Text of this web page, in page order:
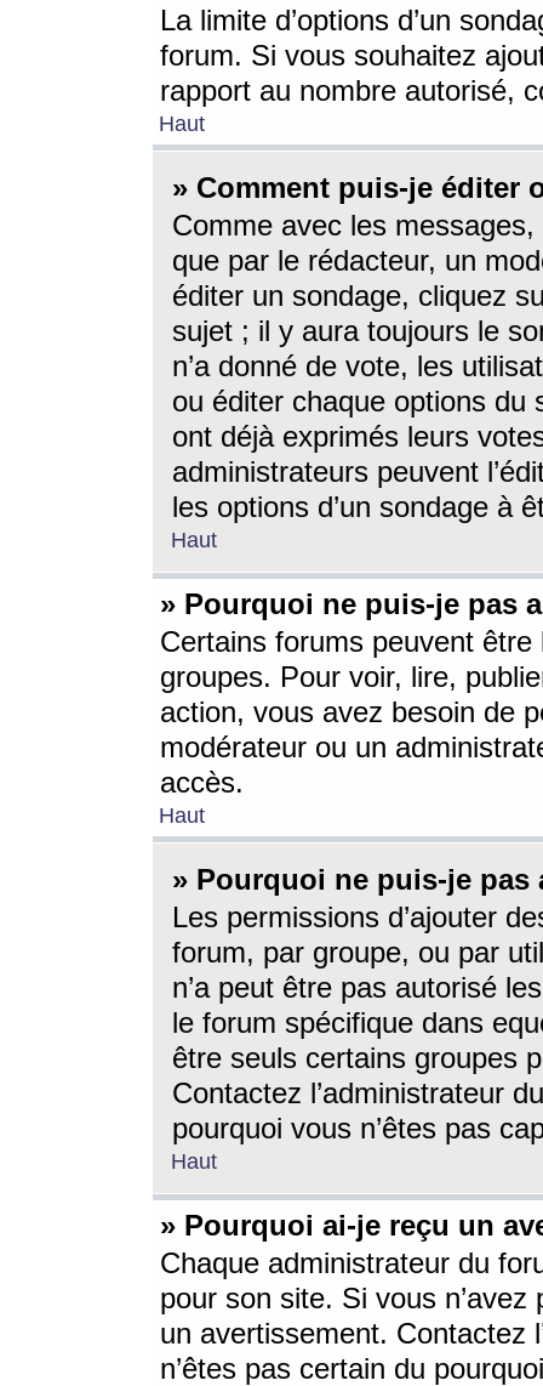
La limite d’options d’un
forum. Si vous souhaitez
rapport au nombre autorisé,
Haut
» Comment puis-je éditer
Comme avec les
que par le rédacteur, un
éditer un sondage, cliquez
sujet ; il y aura toujours le
n’a donné de vote, les
ou éditer chaque options du
ont déjà exprimés leurs
administrateurs peuvent
les options d’un sondage à
Haut
» Pourquoi ne puis-je pas
Certains forums peuvent être
groupes. Pour voir, lire,
action, vous avez besoin de
modérateur ou un
accès.
Haut
» Pourquoi ne puis-je
Les permissions d’ajouter
forum, par groupe, ou par
n’a peut être pas autorisé
le forum spécifique dans
être seuls certains groupes
Contactez l’administrateur
pourquoi vous n’êtes pas
Haut
» Pourquoi ai-je reçu un
Chaque administrateur du
pour son site. Si vous
un avertissement. Contactez
n’êtes pas certain du